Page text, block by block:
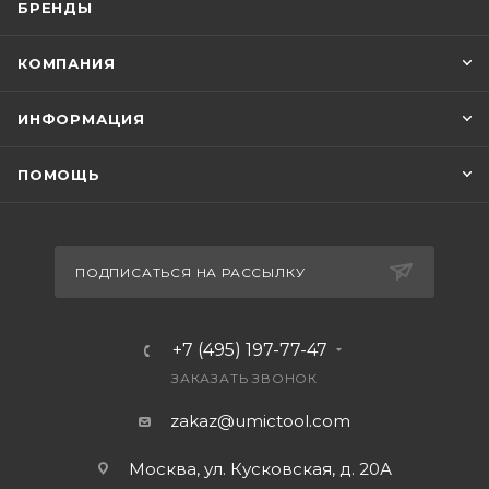
БРЕНДЫ
КОМПАНИЯ
ИНФОРМАЦИЯ
ПОМОЩЬ
ПОДПИСАТЬСЯ НА РАССЫЛКУ
+7 (495) 197-77-47
ЗАКАЗАТЬ ЗВОНОК
zakaz@umictool.com
Москва, ул. Кусковская, д. 20А